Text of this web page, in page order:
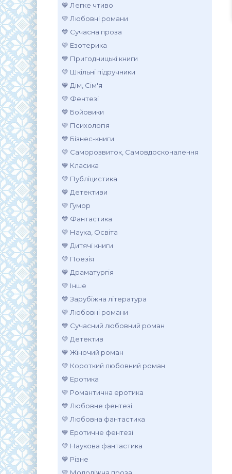
💙 Легке чтиво
💛 Любовні романи
💙 Сучасна проза
💛 Езотерика
💙 Пригодницькі книги
💛 Шкільні підручники
💙 Дім, Сім'я
💛 Фентезі
💙 Бойовики
💛 Психологія
💙 Бізнес-книги
💛 Саморозвиток, Самовдосконалення
💙 Класика
💛 Публіцистика
💙 Детективи
💛 Гумор
💙 Фантастика
💛 Наука, Освіта
💙 Дитячі книги
💛 Поезія
💙 Драматургія
💛 Інше
💙 Зарубіжна література
💛 Любовні романи
💙 Сучасний любовний роман
💛 Детектив
💙 Жіночий роман
💛 Короткий любовний роман
💙 Еротика
💛 Романтична еротика
💙 Любовне фентезі
💛 Любовна фантастика
💙 Еротичне фентезі
💛 Наукова фантастика
💙 Різне